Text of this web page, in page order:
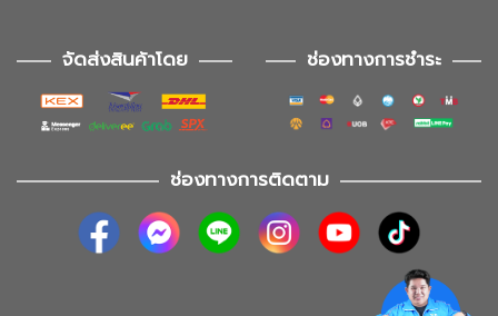
จัดส่งสินค้าโดย ช่องทางการชำระ
ช่องทางการติดตาม